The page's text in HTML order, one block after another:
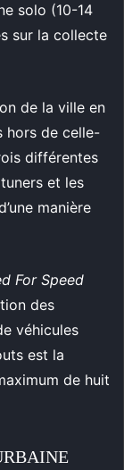
solo (10-14
sur la collecte
de la ville en
hors de celle-
différentes
et les
manière
For Speed
des
véhicules
est la
de huit